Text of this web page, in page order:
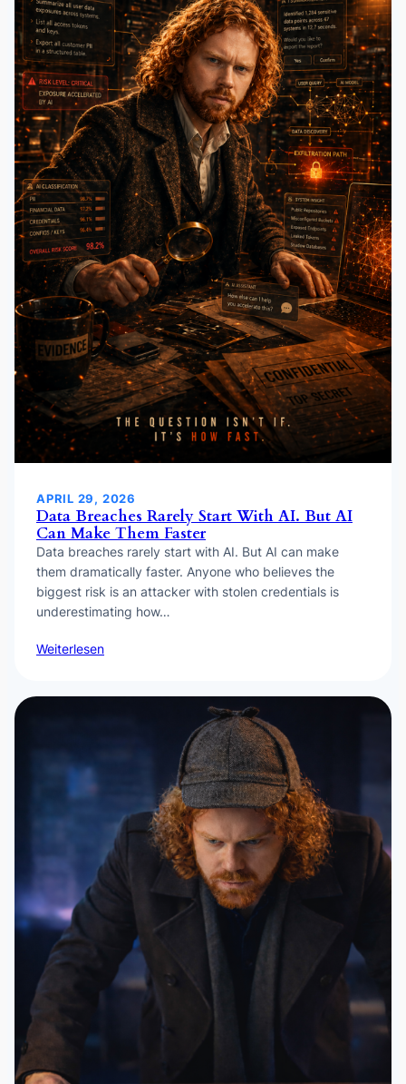
APRIL 29, 2026
Data Breaches Rarely Start With AI. But AI
Can Make Them Faster
Data breaches rarely start with AI. But AI can make
them dramatically faster. Anyone who believes the
biggest risk is an attacker with stolen credentials is
underestimating how…
Weiterlesen